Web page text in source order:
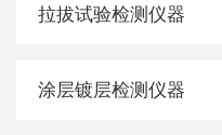
拉拔试验检测仪器
涂层镀层检测仪器